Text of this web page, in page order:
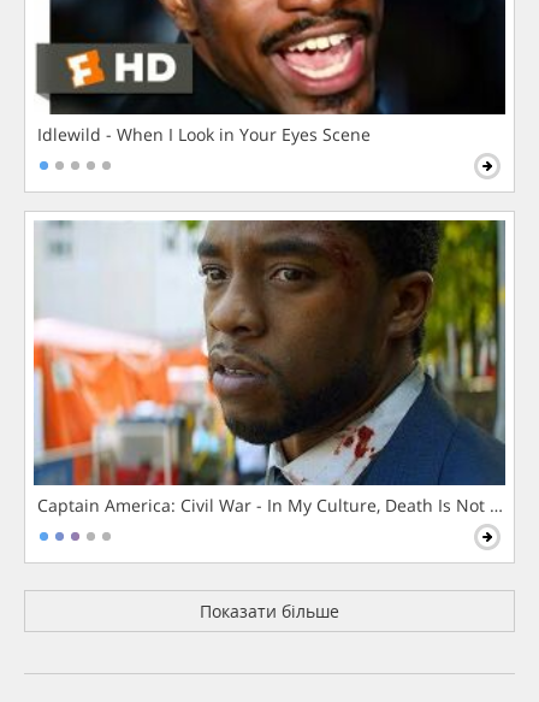
Idlewild - When I Look in Your Eyes Scene
Captain America: Civil War - In My Culture, Death Is Not The
Показати більше